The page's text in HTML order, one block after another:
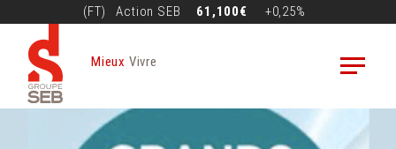
contenu
principal
(FT) Action SEB 61,100€ +0,25%
Mieux Vivre